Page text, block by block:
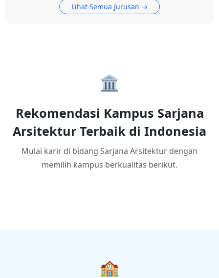
Lihat Semua Jurusan →
🏛️
Rekomendasi Kampus Sarjana
Arsitektur Terbaik di Indonesia
Mulai karir di bidang Sarjana Arsitektur dengan
memilih kampus berkualitas berikut.
🏫